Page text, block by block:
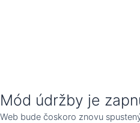
Mód údržby je
Web bude čoskoro znovu